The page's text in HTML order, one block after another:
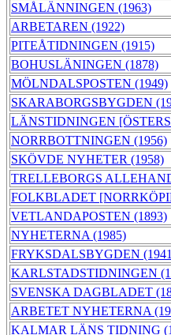
SMÅLÄNNINGEN (1963)
ARBETAREN (1922)
PITEÅTIDNINGEN (1915)
BOHUSLÄNINGEN (1878)
MÖLNDALSPOSTEN (1949)
SKARABORGSBYGDEN
LÄNSTIDNINGEN
NORRBOTTNINGEN (1956)
SKÖVDE NYHETER (1958)
TRELLEBORGS
FOLKBLADET
VETLANDAPOSTEN (1893)
NYHETERNA (1985)
FRYKSDALSBYGDEN
KARLSTADSTIDNINGEN
SVENSKA DAGBLADET
ARBETET NYHETERNA
KALMAR LÄNS TIDNING